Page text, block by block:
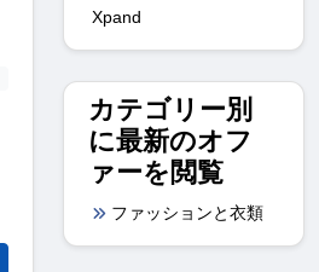
Xpand
カテゴリー別
に最新のオフ
ァーを閲覧
ファッションと衣類